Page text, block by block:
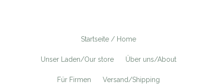
Startseite / Home
Unser Laden/Our store Über uns/About
Für Firmen Versand/Shipping